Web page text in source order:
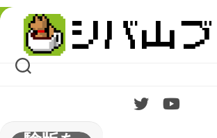
Skip
content
【ドラ
ゴンズ
ドグマ
ダーク
ン】体